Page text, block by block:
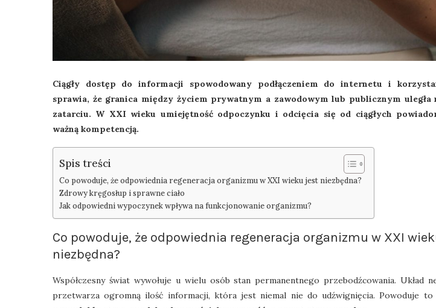
Ciągły dostęp do informacji spowodowany podłączeniem do internetu i
sprawia, że granica między życiem prywatnym a zawodowym lub publicznym uległa
zatarciu. W XXI wieku umiejętność odpoczynku i odcięcia się od ciągłych
ważną kompetencją.
Spis treści
Co powoduje, że odpowiednia regeneracja organizmu w XXI wieku jest niezbędna?
Zdrowy kręgosłup i sprawne ciało
Jak odpowiedni wypoczynek wpływa na funkcjonowanie organizmu?
Co powoduje, że odpowiednia regeneracja organizmu w XXI
niezbędna?
Współczesny świat wywołuje u wielu osób stan permanentnego przebodźcowania. Układ
przetwarza ogromną ilość informacji, która jest niemal nie do udźwignięcia. Powoduje to